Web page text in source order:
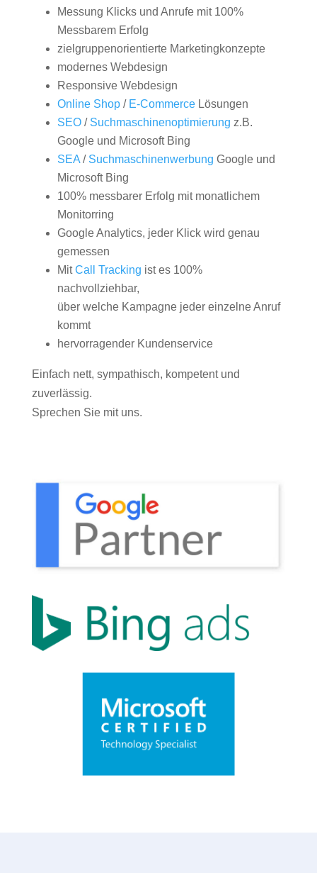
Messung Klicks und Anrufe mit 100%
Messbarem Erfolg
zielgruppenorientierte Marketingkonzepte
modernes Webdesign
Responsive Webdesign
Online Shop/ E-CommerceLösungen
SEO/ Suchmaschinenoptimierung z.B.
Google und Microsoft Bing
SEA/ Suchmaschinenwerbung Google und
Microsoft Bing
100% messbarer Erfolg mit monatlichem
Monitorring
Google Analytics, jeder Klick wird genau
gemessen
MitCall Tracking ist es 100%
nachvollziehbar,
über welche Kampagne jeder einzelne Anruf
kommt
hervorragender Kundenservice
Einfach nett, sympathisch, kompetent und
zuverlässig.
Sprechen Sie mit uns.